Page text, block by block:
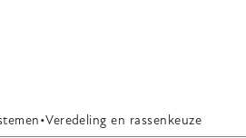
Veredeling en rassenkeuze